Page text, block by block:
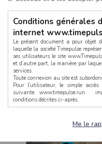
CONNEXION
Conditions générales
internet
Le présent document a pour objet
laquelle la société Timepulse
ses utilisateurs le site
et d’autre part, la manière par
services.
Toute connexion au site est
Pour l’utilisateur, le simple
suivante www.timepulse.run
conditions décrites ci-après.
La structure générale du site
soit, sans l'autorisation préalable
Me le